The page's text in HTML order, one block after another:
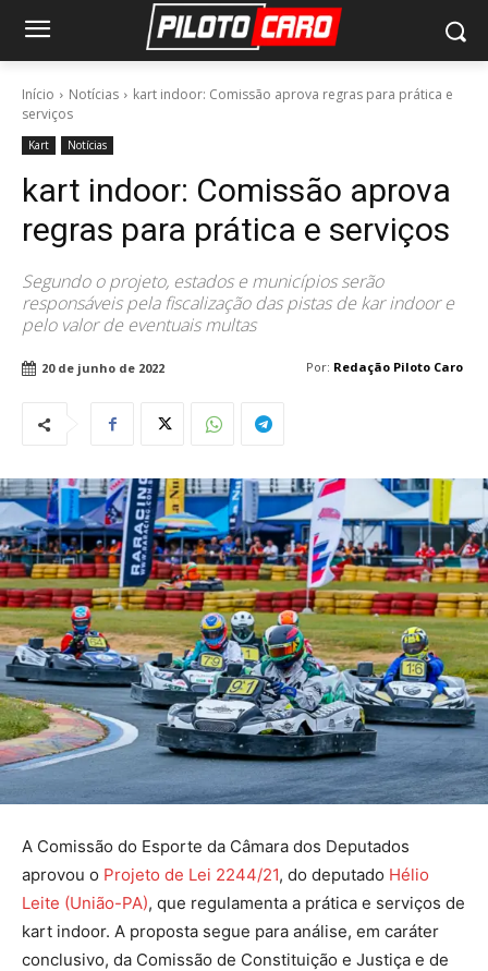
Início Notícias
kart indoor: Comissão aprova regras para prática e
serviços
Kart Notícias
kart indoor: Comissão aprova
regras para prática e serviços
Segundo o projeto, estados e municípios serão
responsáveis pela fiscalização das pistas de kar indoor e
pelo valor de eventuais multas
Por: Redação Piloto Caro
20 de junho de 2022
A Comissão do Esporte da Câmara dos Deputados
aprovou o Projeto de Lei 2244/21, do deputado Hélio
Leite (União-PA), que regulamenta a prática e serviços de
kart indoor. A proposta segue para análise, em caráter
conclusivo, da Comissão de Constituição e Justiça e de